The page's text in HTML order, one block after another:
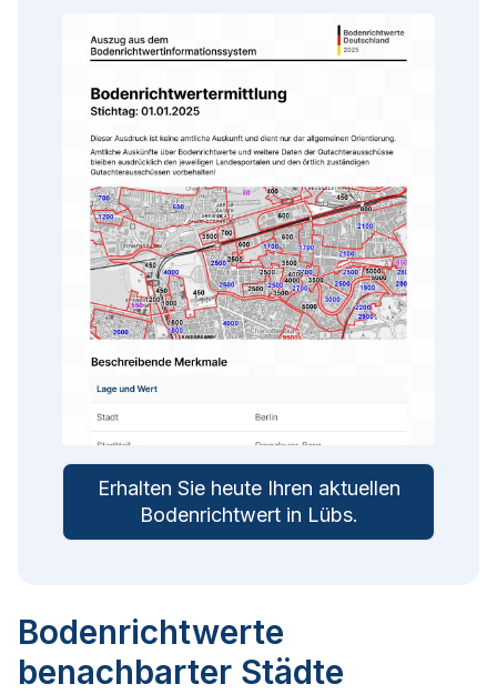
Erhalten Sie heute Ihren aktuellen
Bodenrichtwert in Lübs.
Bodenrichtwerte
benachbarter Städte